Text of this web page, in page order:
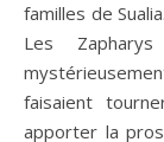
familles de
Les
faisaient
apporter la